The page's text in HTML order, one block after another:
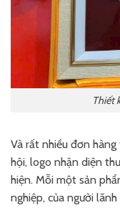
Thiết
Và rất nhiều đơn
hội, logo nhận diện
hiện. Mỗi một sản
nghiệp, của người